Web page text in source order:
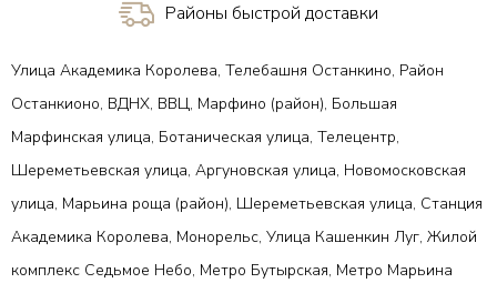
Районы быстрой доставки
Улица Академика Королева, Телебашня Останкино, Район
Останкионо, ВДНХ, ВВЦ, Марфино (район), Большая
Марфинская улица, Ботаническая улица, Телецентр,
Шереметьевская улица, Аргуновская улица, Новомосковская
улица, Марьина роща (район), Шереметьевская улица, Станция
Академика Королева, Монорельс, Улица Кашенкин Луг, Жилой
комплекс Седьмое Небо, Метро Бутырская, Метро Марьина